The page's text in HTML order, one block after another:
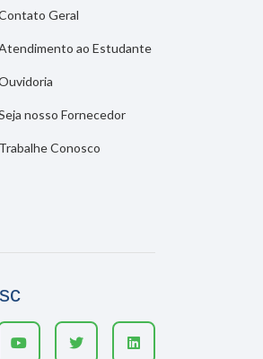
Geral
ao Estudante
nosso Fornecedor
Trabalhe Conosco